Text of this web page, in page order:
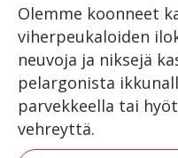
Olemme koonneet
viherpeukaloiden
neuvoja ja niksejä
pelargonista
parvekkeella tai
vehreyttä.